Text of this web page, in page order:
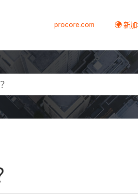
procore.com 新加